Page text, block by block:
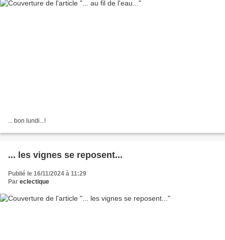
... bon lundi...!
... les vignes se reposent...
Publié le 16/11/2024 à 11:29
Par eclectique